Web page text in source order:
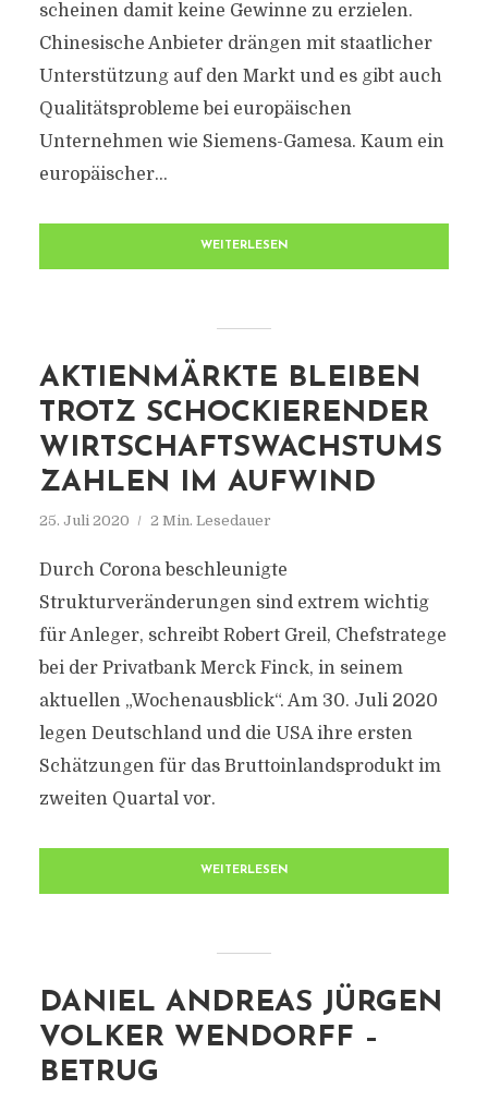
scheinen damit keine Gewinne zu erzielen.
Chinesische Anbieter drängen mit staatlicher
Unterstützung auf den Markt und es gibt auch
Qualitätsprobleme bei europäischen
Unternehmen wie Siemens-Gamesa. Kaum ein
europäischer...
WEITERLESEN
AKTIENMÄRKTE BLEIBEN
TROTZ SCHOCKIERENDER
WIRTSCHAFTSWACHSTUMS
ZAHLEN IM AUFWIND
25. Juli 2020 2 Min. Lesedauer
Durch Corona beschleunigte
Strukturveränderungen sind extrem wichtig
für Anleger, schreibt Robert Greil, Chefstratege
bei der Privatbank Merck Finck, in seinem
aktuellen „Wochenausblick“. Am 30. Juli 2020
legen Deutschland und die USA ihre ersten
Schätzungen für das Bruttoinlandsprodukt im
zweiten Quartal vor.
WEITERLESEN
DANIEL ANDREAS JÜRGEN
VOLKER WENDORFF –
BETRUG